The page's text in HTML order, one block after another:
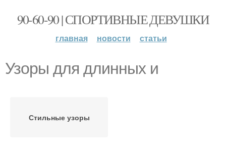
90-60-90 | СПОРТИВНЫЕ ДЕВУШКИ
главная новости статьи
Узоры для длинных и
Стильные узоры